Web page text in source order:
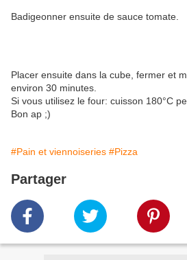
Placer ensuite dans la cube, fermer et
Bon ap ;)
Partager